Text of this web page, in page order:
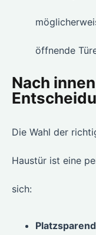
öffnende
Nach
Die Wahl der
Haustür ist eine
sich: